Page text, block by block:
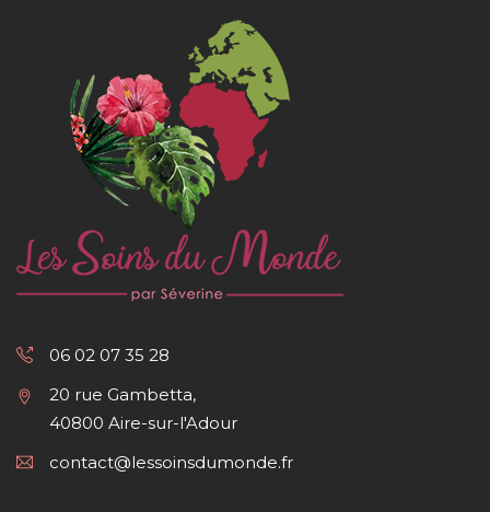
06 02 07 35 28
20 rue Gambetta,
40800 Aire-sur-l'Adour
contact@lessoinsdumonde.fr